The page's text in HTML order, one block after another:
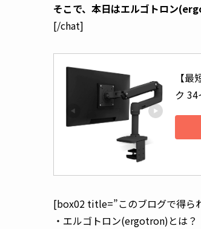
そこで、本日はエルゴトロン
[/chat]
【
ク
[box02 title=”このブログで得ら
・エルゴトロン(ergotron)とは？